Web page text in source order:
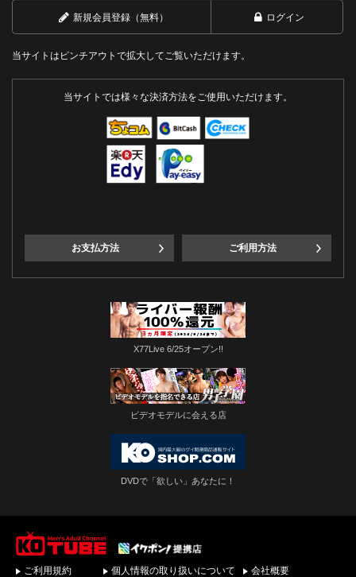
新規会員登録（無料） ログイン
当サイトはピンチアウトで拡大してご覧いただけます。
当サイトでは様々な決済方法をご使用いただけます。
お支払方法 ご利用方法
X77Live 6/25オープン!!
ビデオモデルに会える店
DVDで「欲しい」あなたに！
単ダウンロード！ゲイ
ご利用規約 個人情報の取り扱いについて 会社概要